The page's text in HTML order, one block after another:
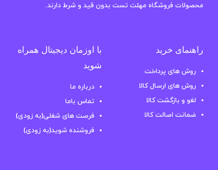
محصولات فروشگاه مهلت تست بدون قید و شرط دارند.
راهنمای خرید
روش های پرداخت
روش های ارسال کالا
لغو و بازگشت کالا
ضمانت اصالت کالا
با اوزمان دیجیتال همراه
شوید
درباره ما
تماس باما
فرصت های شغلی(به زودی)
فروشنده شوید(به زودی)